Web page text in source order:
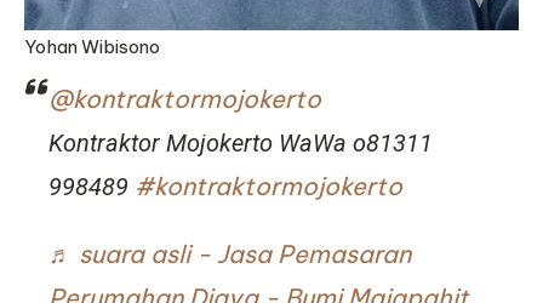
Yohan Wibisono
@kontraktormojokerto
Kontraktor Mojokerto WaWa o81311
998489 #kontraktormojokerto
♬ suara asli - Jasa Pemasaran